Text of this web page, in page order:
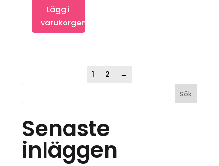
Lägg i
varukorgen
1 2
→
Sök
Senaste
inläggen